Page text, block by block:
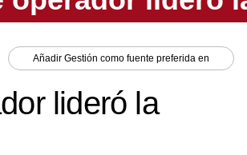
Añadir Gestión como fuente preferida en
lideró la